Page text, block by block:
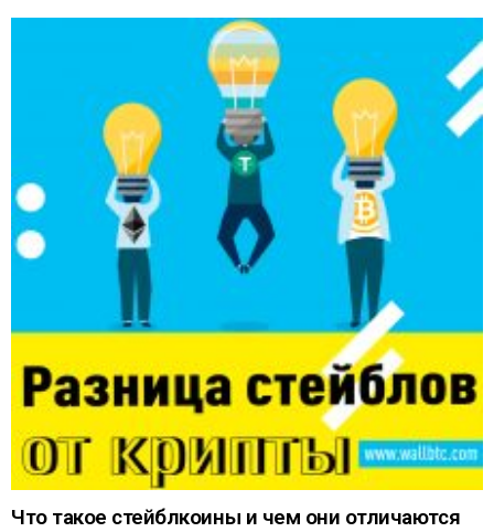
Что такое стейблкоины и чем они отличаются